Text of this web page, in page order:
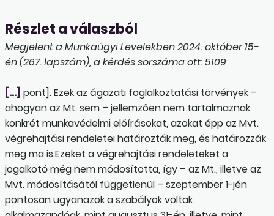
Részlet a válaszból
Megjelent a Munkaügyi Levelekben 2024. október 15-
én (267. lapszám), a kérdés sorszáma ott: 5109
[…] pont]. Ezek az ágazati foglalkoztatási törvények –
ahogyan az Mt. sem – jellemzően nem tartalmaznak
konkrét munkavédelmi előírásokat, azokat épp az Mvt.
végrehajtási rendeletei határozták meg, és határozzák
meg ma is.Ezeket a végrehajtási rendeleteket a
jogalkotó még nem módosította, így – az Mt., illetve az
Mvt. módosításától függetlenül – szeptember 1-jén
pontosan ugyanazok a szabályok voltak